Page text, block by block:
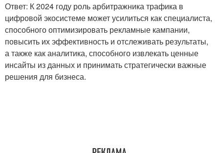
Ответ: К 2024 году роль арбитражника трафика в
цифровой экосистеме может усилиться как специалиста,
способного оптимизировать рекламные кампании,
повысить их эффективность и отслеживать результаты,
а также как аналитика, способного извлекать ценные
инсайты из данных и принимать стратегически важные
решения для бизнеса.